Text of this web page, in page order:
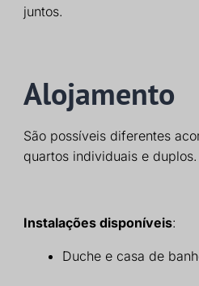
juntos.
Alojamento
São possíveis diferentes
quartos individuais e duplos.
Instalações disponíveis:
Duche e casa de